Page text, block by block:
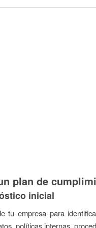
plan de
inicial
tu empresa para
políticas internas,